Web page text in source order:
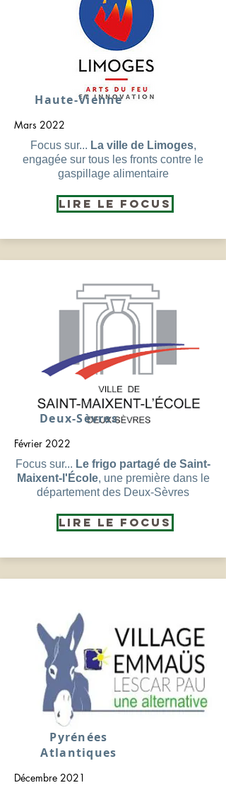
Haute-Vienne
Mars 2022
Focus sur... La ville de Limoges,
engagée sur tous les fronts contre le
gaspillage alimentaire
Lire le Focus
Deux-Sèvres
Février 2022
Focus sur... Le frigo partagé de Saint-
Maixent-l'École, une première dans le
département des Deux-Sèvres
Lire le Focus
Pyrénées
Atlantiques
Décembre 2021